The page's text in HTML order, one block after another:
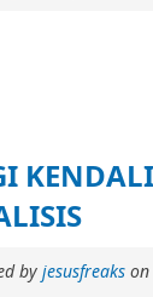
by jesusfreaks on